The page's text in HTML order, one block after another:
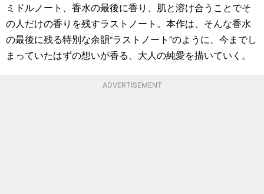
ミドルノート、香水の最後に香り、肌と溶け合うことでそ
の人だけの香りを残すラストノート。本作は、そんな香水
の最後に残る特別な余韻“ラストノート”のように、今までし
まっていたはずの想いが香る、大人の純愛を描いていく。
ADVERTISEMENT